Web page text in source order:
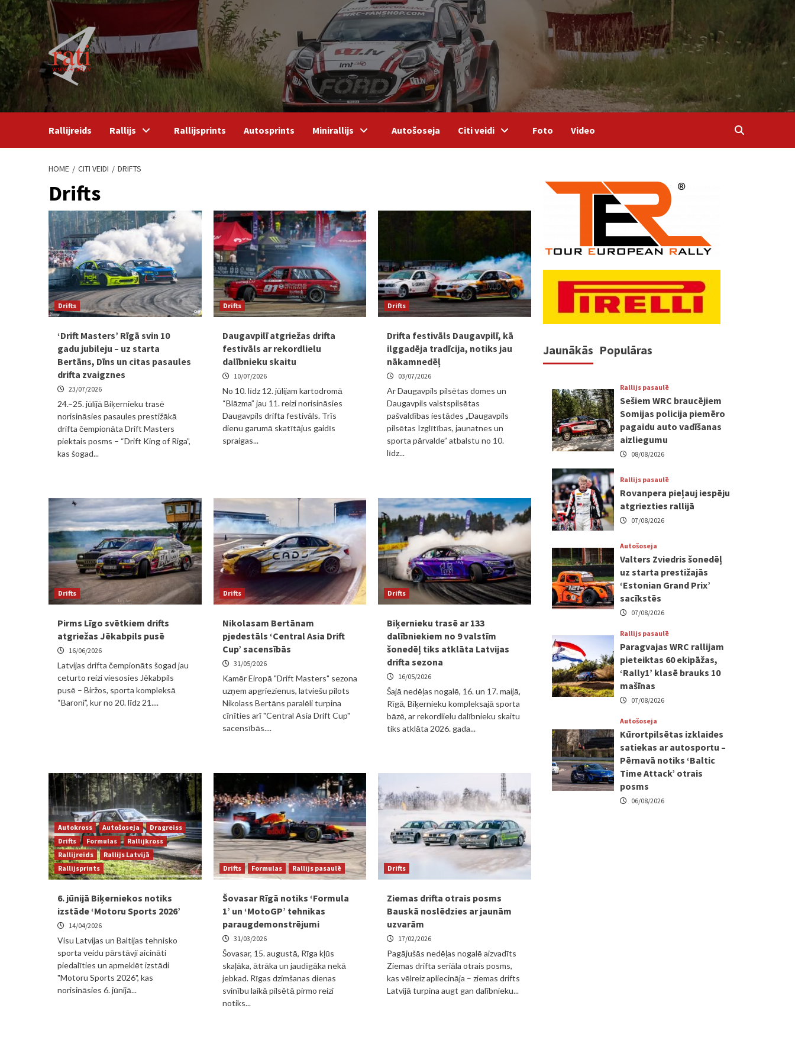
Skip
to
content
Rallijreids Rallijs Rallijsprints Autosprints Minirallijs Autošoseja Citi veidi Foto Video
HOME CITI VEIDI DRIFTS
Drifts
Drifts
‘Drift Masters’ Rīgā svin 10
gadu jubileju – uz starta
Bertāns, Dīns un citas pasaules
drifta zvaigznes
23/07/2026
24.–25. jūlijā Biķernieku trasē
norisināsies pasaules prestižākā
drifta čempionāta Drift Masters
piektais posms – “Drift King of Riga”,
kas šogad...
Drifts
Daugavpilī atgriežas drifta
festivāls ar rekordlielu
dalībnieku skaitu
10/07/2026
No 10. līdz 12. jūlijam kartodromā
“Blāzma” jau 11. reizi norisināsies
Daugavpils drifta festivāls. Trīs
dienu garumā skatītājus gaidīs
spraigas...
Drifts
Drifta festivāls Daugavpilī, kā
ilggadēja tradīcija, notiks jau
nākamnedēļ
03/07/2026
Ar Daugavpils pilsētas domes un
Daugavpils valstspilsētas
pašvaldības iestādes „Daugavpils
pilsētas Izglītības, jaunatnes un
sporta pārvalde” atbalstu no 10.
līdz...
Drifts
Pirms Līgo svētkiem drifts
atgriežas Jēkabpils pusē
16/06/2026
Latvijas drifta čempionāts šogad jau
ceturto reizi viesosies Jēkabpils
pusē – Biržos, sporta kompleksā
“Baroni”, kur no 20. līdz 21....
Drifts
Nikolasam Bertānam
pjedestāls ‘Central Asia Drift
Cup’ sacensībās
31/05/2026
Kamēr Eiropā "Drift Masters" sezona
uzņem apgriezienus, latviešu pilots
Nikolass Bertāns paralēli turpina
cīnīties arī "Central Asia Drift Cup"
sacensībās....
Drifts
Biķernieku trasē ar 133
dalībniekiem no 9 valstīm
šonedēļ tiks atklāta Latvijas
drifta sezona
16/05/2026
Šajā nedēļas nogalē, 16. un 17. maijā,
Rīgā, Biķernieku kompleksajā sporta
bāzē, ar rekordlielu dalībnieku skaitu
tiks atklāta 2026. gada...
Autokross Autošoseja
Dragreiss
Drifts
Formulas
Rallijkross
Rallijreids
Rallijs Latvijā
Rallijsprints
6. jūnijā Biķerniekos notiks
izstāde ‘Motoru Sports 2026’
14/04/2026
Visu Latvijas un Baltijas tehnisko
sporta veidu pārstāvji aicināti
piedalīties un apmeklēt izstādi
"Motoru Sports 2026", kas
norisināsies 6. jūnijā...
Drifts Formulas Rallijs pasaulē
Šovasar Rīgā notiks ‘Formula
1’ un ‘MotoGP’ tehnikas
paraugdemonstrējumi
31/03/2026
Šovasar, 15. augustā, Rīga kļūs
skaļāka, ātrāka un jaudīgāka nekā
jebkad. Rīgas dzimšanas dienas
svinību laikā pilsētā pirmo reizi
notiks...
Drifts
Ziemas drifta otrais posms
Bauskā noslēdzies ar jaunām
uzvarām
17/02/2026
Pagājušās nedēļas nogalē aizvadīts
Ziemas drifta seriāla otrais posms,
kas vēlreiz apliecināja – ziemas drifts
Latvijā turpina augt gan dalībnieku...
Jaunākās Populāras
Rallijs pasaulē
Sešiem WRC braucējiem
Somijas policija piemēro
pagaidu auto vadīšanas
aizliegumu
08/08/2026
Rallijs pasaulē
Rovanpera pieļauj iespēju
atgriezties rallijā
07/08/2026
Autošoseja
Valters Zviedris šonedēļ
uz starta prestižajās
‘Estonian Grand Prix’
sacīkstēs
07/08/2026
Rallijs pasaulē
Paragvajas WRC rallijam
pieteiktas 60 ekipāžas,
‘Rally1’ klasē brauks 10
mašīnas
07/08/2026
Autošoseja
Kūrortpilsētas izklaides
satiekas ar autosportu –
Pērnavā notiks ‘Baltic
Time Attack’ otrais
posms
06/08/2026